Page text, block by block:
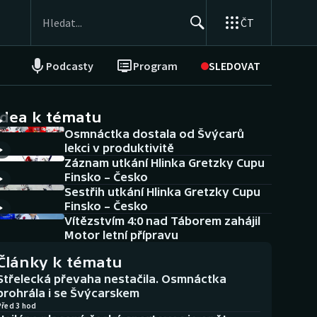
ČT
Podcasty Program SLEDOVAT
NEPŘEHLÉDNĚTE
Historické návraty
Aplikace ČT sport
AZ kvíz
k tématu
Osmnáctka dostala od Švýcarů
lekci v produktivitě
Záznam utkání Hlinka Gretzky Cupu
Finsko – Česko
Sestřih utkání Hlinka Gretzky Cupu
Finsko – Česko
Vítězstvím 4:0 nad Táborem zahájil
Motor letní přípravu
k tématu
převaha nestačila. Osmnáctka
i se Švýcarskem
3 hod